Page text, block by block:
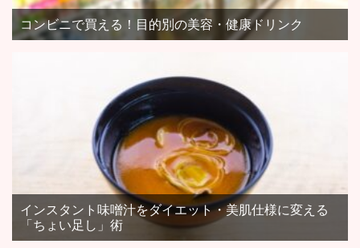
コンビニで買える！目的別の美容・健康ドリンク
インスタント味噌汁をダイエット・美肌仕様に変える
「ちょい足し」術